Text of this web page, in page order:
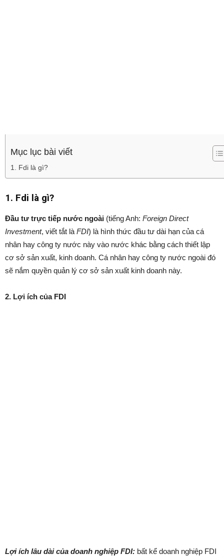
Mục lục bài viết
1. Fdi là gì?
1. Fdi là gì?
Đầu tư trực tiếp nước ngoài (tiếng Anh: Foreign Direct
Investment, viết tắt là FDI) là hình thức đầu tư dài hạn của cá
nhân hay công ty nước này vào nước khác bằng cách thiết lập
cơ sở sản xuất, kinh doanh. Cá nhân hay công ty nước ngoài đó
sẽ nắm quyền quản lý cơ sở sản xuất kinh doanh này.
2. Lợi ích của FDI
Lợi ích lâu dài của doanh nghiệp FDI: bất kể doanh nghiệp FDI